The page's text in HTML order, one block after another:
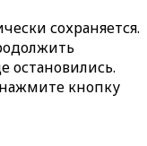
сохраняется.
остановились.
кнопку